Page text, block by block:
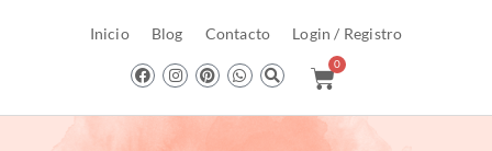
Inicio Blog Contacto Login / Registro
0